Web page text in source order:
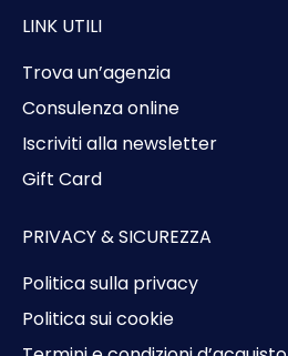
LINK UTILI
Trova un’agenzia
Consulenza online
Iscriviti alla newsletter
Gift Card
PRIVACY & SICUREZZA
Politica sulla privacy
Politica sui cookie